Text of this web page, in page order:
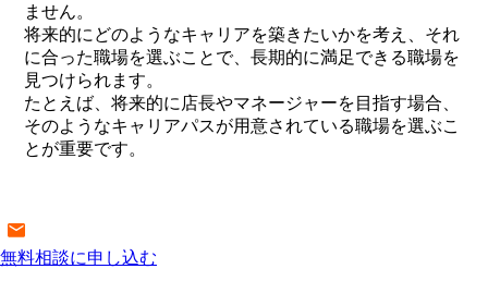
ません。
将来的にどのようなキャリアを築きたいかを考え、それ
に合った職場を選ぶことで、長期的に満足できる職場を
見つけられます。
たとえば、将来的に店長やマネージャーを目指す場合、
そのようなキャリアパスが用意されている職場を選ぶこ
とが重要です。
無料相談に申し込む